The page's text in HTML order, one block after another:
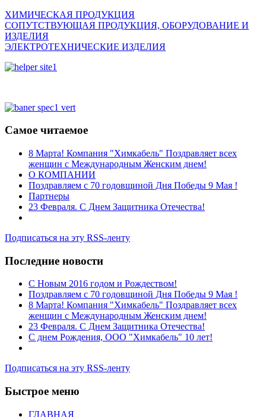
ХИМИЧЕСКАЯ ПРОДУКЦИЯ
СОПУТСТВУЮЩАЯ ПРОДУКЦИЯ, ОБОРУДОВАНИЕ И
ИЗДЕЛИЯ
ЭЛЕКТРОТЕХНИЧЕСКИЕ ИЗДЕЛИЯ
Самое читаемое
8 Марта! Компания "Химкабель" Поздравляет всех
женщин с Международным Женским днем!
О КОМПАНИИ
Поздравляем с 70 годовщиной Дня Победы 9 Мая !
Партнеры
23 Февраля. С Днем Защитника Отечества!
Подписаться на эту RSS-ленту
Последние новости
C Новым 2016 годом и Рождеством!
Поздравляем с 70 годовщиной Дня Победы 9 Мая !
8 Марта! Компания "Химкабель" Поздравляет всех
женщин с Международным Женским днем!
23 Февраля. С Днем Защитника Отечества!
С днем Рождения, ООО "Химкабель" 10 лет!
Подписаться на эту RSS-ленту
Быстрое меню
ГЛАВНАЯ